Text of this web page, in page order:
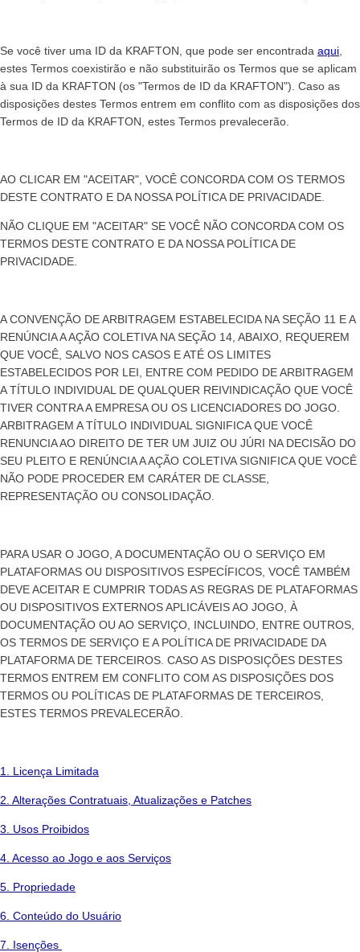
Se você tiver uma ID da KRAFTON, que pode ser encontrada aqui
estes Termos coexistirão e não substituirão os Termos que se aplicam
à sua ID da KRAFTON (os "Termos de ID da KRAFTON"). Caso as
disposições destes Termos entrem em conflito com as disposições dos
Termos de ID da KRAFTON, estes Termos prevalecerão.
AO CLICAR EM "ACEITAR", VOCÊ CONCORDA COM OS TERMOS
DESTE CONTRATO E DA NOSSA POLÍTICA DE PRIVACIDADE.
NÃO CLIQUE EM "ACEITAR" SE VOCÊ NÃO CONCORDA COM OS
TERMOS DESTE CONTRATO E DA NOSSA POLÍTICA DE
PRIVACIDADE.
A CONVENÇÃO DE ARBITRAGEM ESTABELECIDA NA SEÇÃO 11 E A
RENÚNCIA A AÇÃO COLETIVA NA SEÇÃO 14, ABAIXO, REQUEREM
QUE VOCÊ, SALVO NOS CASOS E ATÉ OS LIMITES
ESTABELECIDOS POR LEI, ENTRE COM PEDIDO DE ARBITRAGEM
A TÍTULO INDIVIDUAL DE QUALQUER REIVINDICAÇÃO QUE VOCÊ
TIVER CONTRA A EMPRESA OU OS LICENCIADORES DO JOGO.
ARBITRAGEM A TÍTULO INDIVIDUAL SIGNIFICA QUE VOCÊ
RENUNCIA AO DIREITO DE TER UM JUIZ OU JÚRI NA DECISÃO DO
SEU PLEITO E RENÚNCIA A AÇÃO COLETIVA SIGNIFICA QUE VOCÊ
NÃO PODE PROCEDER EM CARÁTER DE CLASSE,
REPRESENTAÇÃO OU CONSOLIDAÇÃO.
PARA USAR O JOGO, A DOCUMENTAÇÃO OU O SERVIÇO EM
PLATAFORMAS OU DISPOSITIVOS ESPECÍFICOS, VOCÊ TAMBÉM
DEVE ACEITAR E CUMPRIR TODAS AS REGRAS DE PLATAFORMAS
OU DISPOSITIVOS EXTERNOS APLICÁVEIS AO JOGO, À
DOCUMENTAÇÃO OU AO SERVIÇO, INCLUINDO, ENTRE OUTROS,
OS TERMOS DE SERVIÇO E A POLÍTICA DE PRIVACIDADE DA
PLATAFORMA DE TERCEIROS. CASO AS DISPOSIÇÕES DESTES
TERMOS ENTREM EM CONFLITO COM AS DISPOSIÇÕES DOS
TERMOS OU POLÍTICAS DE PLATAFORMAS DE TERCEIROS,
ESTES TERMOS PREVALECERÃO.
1. Licença Limitada
2. Alterações Contratuais, Atualizações e Patches
3. Usos Proibidos
4. Acesso ao Jogo e aos Serviços
5. Propriedade
6. Conteúdo do Usuário
7. Isenções